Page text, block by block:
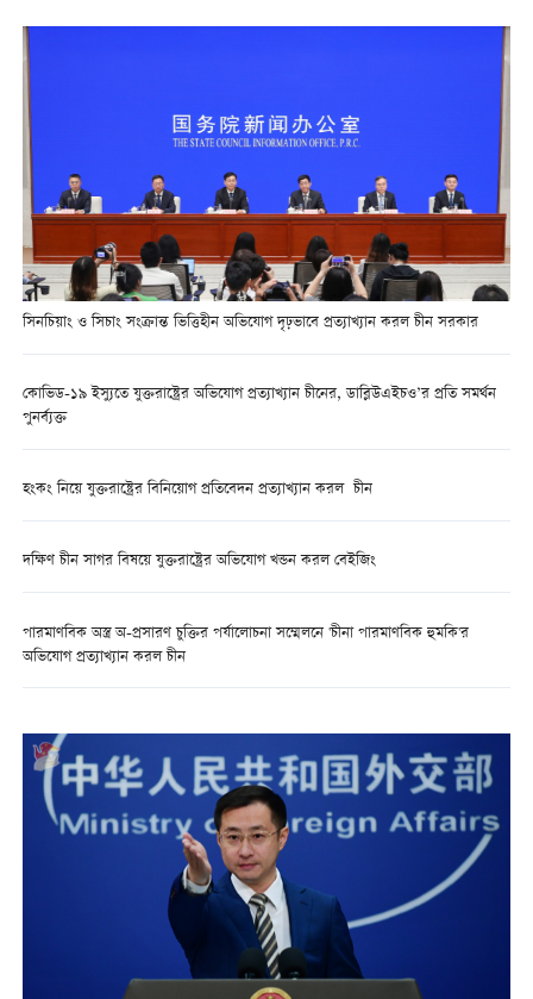
সিনচিয়াং ও সিচাং সংক্রান্ত ভিত্তিহীন অভিযোগ দৃঢ়ভাবে প্রত্যাখ্যান করল চীন সরকার
কোভিড-১৯ ইস্যুতে যুক্তরাষ্ট্রের অভিযোগ প্রত্যাখ্যান চীনের, ডাব্লিউএইচও’র প্রতি সমর্থন
পুনর্ব্যক্ত
হংকং নিয়ে যুক্তরাষ্ট্রের বিনিয়োগ প্রতিবেদন প্রত্যাখ্যান করল চীন
দক্ষিণ চীন সাগর বিষয়ে যুক্তরাষ্ট্রের অভিযোগ খন্ডন করল বেইজিং
পারমাণবিক অস্ত্র অ-প্রসারণ চুক্তির পর্যালোচনা সম্মেলনে 'চীনা পারমাণবিক হুমকি'র
অভিযোগ প্রত্যাখ্যান করল চীন